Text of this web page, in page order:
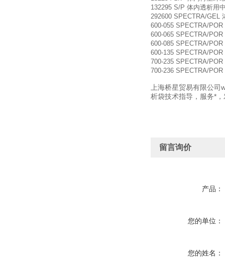
132295 S/P 体内透析用
292600 SPECTRA/GEL
600-055 SPECTRA/
600-065 SPECTRA/
600-085 SPECTRA/
600-135 SPECTRA/
700-235 SPECTRA/
700-236 SPECTRA/
上海桥星贸易有限公
析袋技术指导，服务*
留言询价
产品：
您的单位：
您的姓名：